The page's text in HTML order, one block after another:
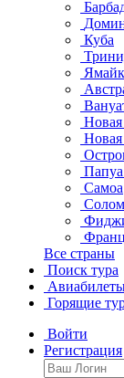
Куба
Новая
Самоа
Все страны
Поиск тура
Горящие
Войти
Регистрация